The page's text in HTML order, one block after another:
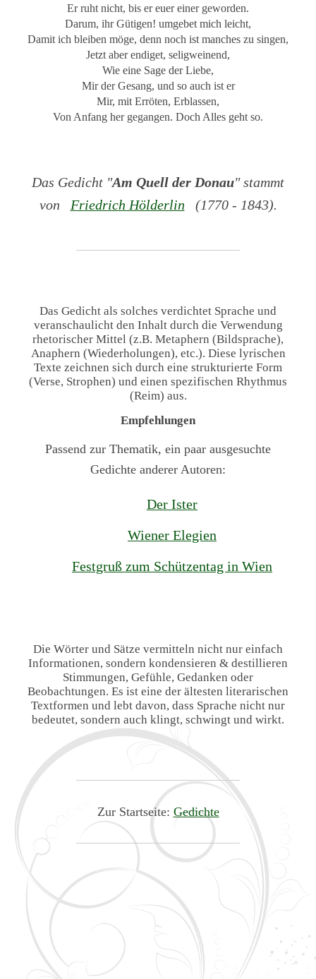
Er ruht nicht, bis er euer einer geworden.
Darum, ihr Gütigen! umgebet mich leicht,
Damit ich bleiben möge, denn noch ist manches zu singen,
Jetzt aber endiget, seligweinend,
Wie eine Sage der Liebe,
Mir der Gesang, und so auch ist er
Mir, mit Erröten, Erblassen,
Von Anfang her gegangen. Doch Alles geht so.
Das Gedicht "Am Quell der Donau" stammt
von
Friedrich Hölderlin (1770 - 1843).
Das Gedicht als solches verdichtet Sprache und
veranschaulicht den Inhalt durch die Verwendung
rhetorischer Mittel (z.B. Metaphern (Bildsprache),
Anaphern (Wiederholungen), etc.). Diese lyrischen
Texte zeichnen sich durch eine strukturierte Form
(Verse, Strophen) und einen spezifischen Rhythmus
(Reim) aus.
Empfehlungen
Passend zur Thematik, ein paar ausgesuchte
Gedichte anderer Autoren:
Der Ister
Wiener Elegien
Festgruß zum Schützentag in Wien
Die Wörter und Sätze vermitteln nicht nur einfach
Informationen, sondern kondensieren & destillieren
Stimmungen, Gefühle, Gedanken oder
Beobachtungen. Es ist eine der ältesten literarischen
Textformen und lebt davon, dass Sprache nicht nur
bedeutet, sondern auch klingt, schwingt und wirkt.
Zur Startseite: Gedichte